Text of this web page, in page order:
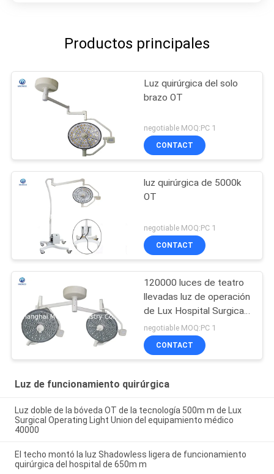
Productos principales
Luz quirúrgica del solo
brazo OT
negotiable MOQ:PC 1
CONTACT
luz quirúrgica de 5000k
OT
negotiable MOQ:PC 1
CONTACT
120000 luces de teatro
llevadas luz de operación
de Lux Hospital Surgical
OT ISO13485
negotiable MOQ:PC 1
CONTACT
Luz de funcionamiento quirúrgica
Luz doble de la bóveda OT de la tecnología 500m m de Lux
Surgical Operating Light Union del equipamiento médico
40000
El techo montó la luz Shadowless ligera de funcionamiento
quirúrgica del hospital de 650m m